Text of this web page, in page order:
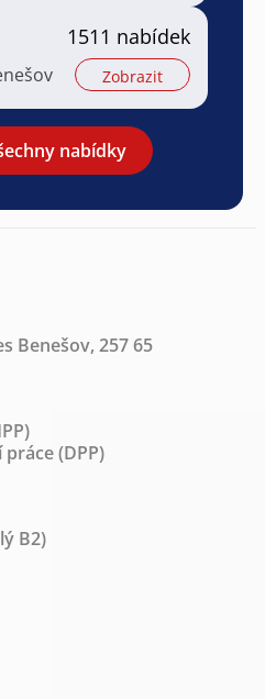
1511 nabídek
Zobrazit
nabídky
Benešov, 257 65
(DPP)
B2)